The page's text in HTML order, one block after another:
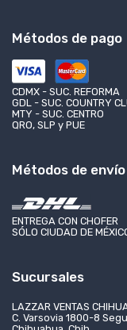
Métodos de pago
CDMX - SUC. REFORMA
GDL - SUC. COUNTRY
MTY - SUC. CENTRO
QRO, SLP y PUE
Métodos de envío
ENTREGA CON CHOFER
SÓLO CIUDAD DE
Sucursales
LAZZAR VENTAS
C. Varsovia 1800-8